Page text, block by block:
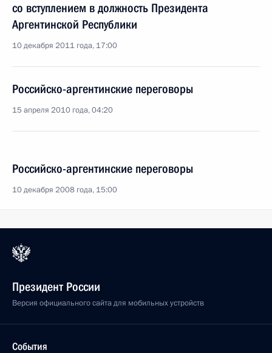
со вступлением в должность Президента
Аргентинской Республики
10 декабря 2011 года, 17:00
Российско-аргентинские переговоры
15 апреля 2010 года, 04:20
Российско-аргентинские переговоры
10 декабря 2008 года, 15:00
Президент России
Версия официального сайта для мобильных устройств
События